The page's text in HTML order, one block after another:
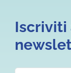
Iscriviti